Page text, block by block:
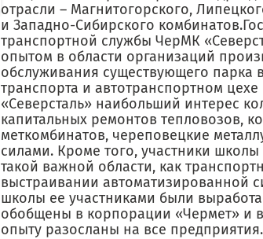
отрасли – Магнитогорского,
и Западно-Сибирского
транспортной службы ЧерМК
опытом в области организаций
обслуживания существующего
транспорта и автотранспортном
«Северсталь» наибольший интерес
капитальных ремонтов тепловозов,
меткомбинатов, череповецкие
силами. Кроме того, участники
такой важной области, как
выстраивании автоматизированной
школы ее участниками были
обобщены в корпорации «Чермет» и
опыту разосланы на все предприятия.